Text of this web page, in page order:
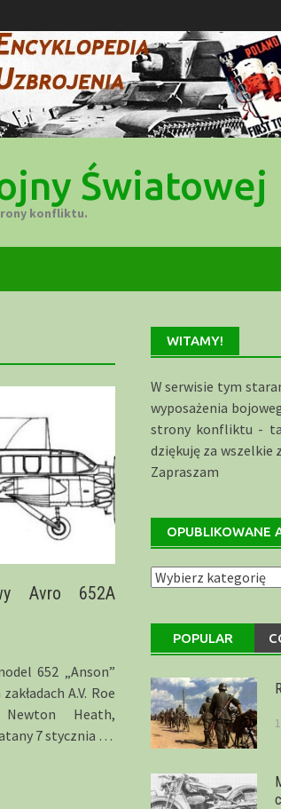
Światowej
konfliktu.
Avro 652A
652 „Anson”
A.V. Roe
Heath,
7 stycznia …
WITAMY!
W serwisie tym
wyposażenia
strony konfliktu -
dziękuję za wszelkie
Zapraszam
OPUBLIKOWANE
Opublikowane
POPULAR